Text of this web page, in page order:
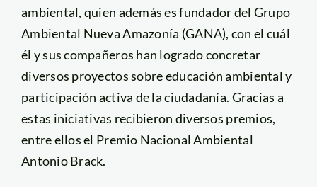
ambiental, quien además es fundador del Grupo
Ambiental Nueva Amazonía (GANA), con el cuál
él y sus compañeros han logrado concretar
diversos proyectos sobre educación ambiental y
participación activa de la ciudadanía. Gracias a
estas iniciativas recibieron diversos premios,
entre ellos el Premio Nacional Ambiental
Antonio Brack.